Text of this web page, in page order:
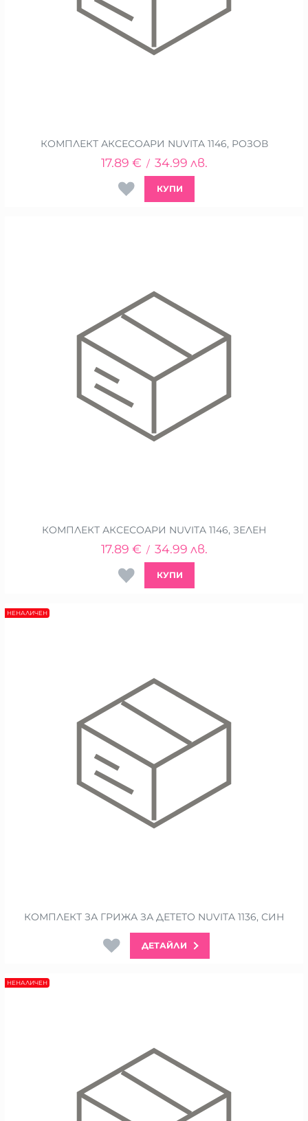
КОМПЛЕКТ АКСЕСОАРИ NUVITA 1146, РОЗОВ
17.89 € / 34.99 лв.
КУПИ
КОМПЛЕКТ АКСЕСОАРИ NUVITA 1146, ЗЕЛЕН
17.89 € / 34.99 лв.
КУПИ
КОМПЛЕКТ ЗА ГРИЖА ЗА ДЕТЕТО NUVITA 1136, СИН
ДЕТАЙЛИ
НЕНАЛИЧЕН
НЕНАЛИЧЕН